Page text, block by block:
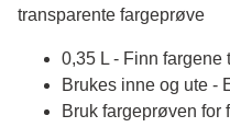
transparente fargeprøve
0,35 L - Finn fargene
Brukes inne og ute -
Bruk fargeprøven for